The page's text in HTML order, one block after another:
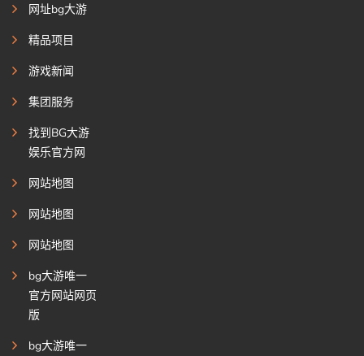
网址bg大游
精品项目
游戏新闻
集团服务
找到BG大游
娱乐官方网
网站地图
网站地图
网站地图
bg大游唯一
官方网站网页
版
bg大游唯一